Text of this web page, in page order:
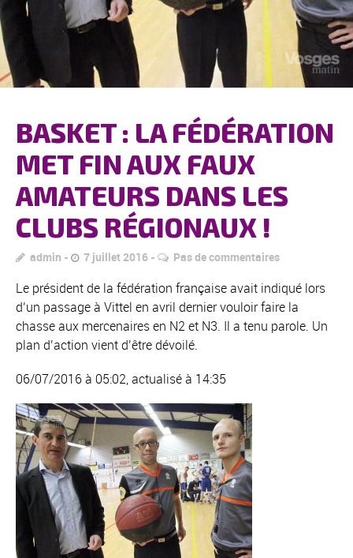
BASKET : LA FÉDÉRATION
MET FIN AUX FAUX
AMATEURS DANS LES
CLUBS RÉGIONAUX !
admin 7 juillet 2016 Pas de commentaires
Le président de la fédération française avait indiqué lors
d’un passage à Vittel en avril dernier vouloir faire la
chasse aux mercenaires en N2 et N3. Il a tenu parole. Un
plan d’action vient d’être dévoilé.
06/07/2016 à 05:02, actualisé à 14:35